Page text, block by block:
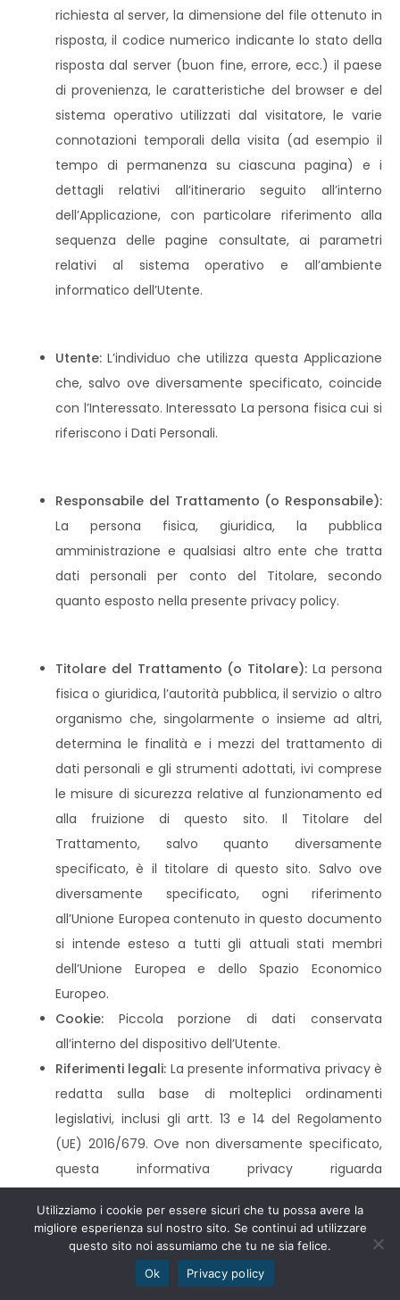
richiesta al server, la dimensione del file ottenuto in
risposta, il codice numerico indicante lo stato della
risposta dal server (buon fine, errore, ecc.) il paese
di provenienza, le caratteristiche del browser e del
sistema operativo utilizzati dal visitatore, le varie
connotazioni temporali della visita (ad esempio il
tempo di permanenza su ciascuna pagina) e i
dettagli relativi all’itinerario seguito all’interno
dell’Applicazione, con particolare riferimento alla
sequenza delle pagine consultate, ai parametri
relativi al sistema operativo e all’ambiente
informatico dell’Utente.
Utente:L’individuo che utilizza questa Applicazione
che, salvo ove diversamente specificato, coincide
con l’Interessato. Interessato La persona fisica cui si
riferiscono i Dati Personali.
Responsabile del Trattamento (o Responsabile):
La persona fisica, giuridica, la pubblica
amministrazione e qualsiasi altro ente che tratta
dati personali per conto del Titolare, secondo
quanto esposto nella presente privacy policy.
Titolare del Trattamento (o Titolare):La persona
fisica o giuridica, l’autorità pubblica, il servizio o altro
organismo che, singolarmente o insieme ad altri,
determina le finalità e i mezzi del trattamento di
dati personali e gli strumenti adottati, ivi comprese
le misure di sicurezza relative al funzionamento ed
alla fruizione di questo sito. Il Titolare del
Trattamento, salvo quanto diversamente
specificato, è il titolare di questo sito. Salvo ove
diversamente specificato, ogni riferimento
all’Unione Europea contenuto in questo documento
si intende esteso a tutti gli attuali stati membri
dell’Unione Europea e dello Spazio Economico
Europeo.
Cookie: Piccola porzione di dati conservata
all’interno del dispositivo dell’Utente.
Riferimenti legali: La presente informativa privacy è
redatta sulla base di molteplici ordinamenti
legislativi, inclusi gli artt. 13 e 14 del Regolamento
(UE) 2016/679. Ove non diversamente specificato,
questa informativa privacy riguarda
MAXIMIA SRL - C.F / P.IVA:
Utilizziamo i cookie per essere sicuri che tu possa avere la
migliore esperienza sul nostro sito. Se continui ad utilizzare
questo sito noi assumiamo che tu ne sia felice.
Ok
Privacy policy